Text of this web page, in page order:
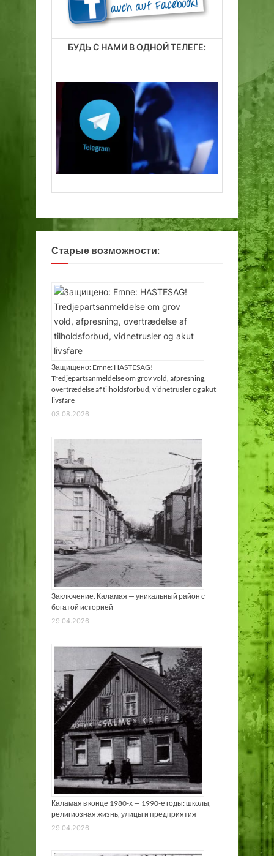
т
ь
БУДЬ С НАМИ В ОДНОЙ ТЕЛЕГЕ:
Старые возможности:
Защищено: Emne: HASTESAG!
Tredjepartsanmeldelse om grov vold, afpresning,
overtrædelse af tilholdsforbud, vidnetrusler og akut
livsfare
03.08.2026
Заключение. Каламая — уникальный район с
богатой историей
29.04.2026
Каламая в конце 1980-х — 1990-е годы: школы,
религиозная жизнь, улицы и предприятия
29.04.2026